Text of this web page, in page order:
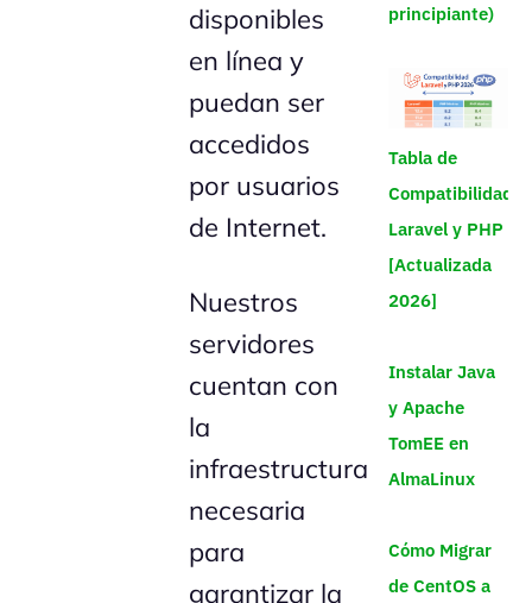
disponibles
en línea y
puedan ser
accedidos
por usuarios
de Internet.
Nuestros
servidores
cuentan con
la
infraestructura
necesaria
para
garantizar la
principiante)
Tabla de
Compatibilidad
Laravel y PHP
[Actualizada
2026]
Instalar Java
y Apache
TomEE en
AlmaLinux
Cómo Migrar
de CentOS a